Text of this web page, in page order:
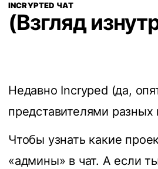
INCRYPTED ЧАТ
(Взгляд
Недавно Incryped (да,
представителями
Чтобы узнать какие
«админы» в чат. А если